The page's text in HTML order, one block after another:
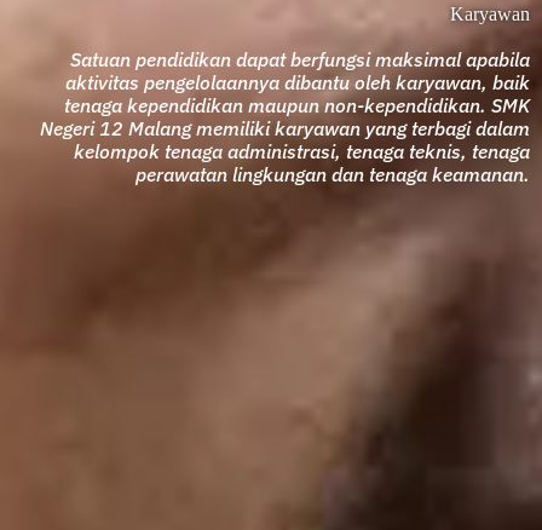
Karyawan
Satuan pendidikan dapat berfungsi maksimal apabila
aktivitas pengelolaannya dibantu oleh karyawan, baik
tenaga kependidikan maupun non-kependidikan. SMK
Negeri 12 Malang memiliki karyawan yang terbagi dalam
kelompok tenaga administrasi, tenaga teknis, tenaga
perawatan lingkungan dan tenaga keamanan.